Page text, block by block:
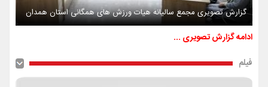
گزارش تصویری مجمع سالیانه هیات ورزش های همگانی استان همدان
ادامه گزارش تصویری ...
فیلم